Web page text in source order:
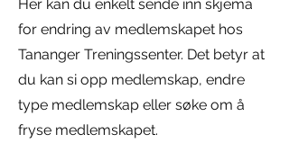
Her kan du enkelt sende inn skjema
for endring av medlemskapet hos
Tananger Treningssenter. Det betyr at
du kan si opp medlemskap, endre
type medlemskap eller søke om å
fryse medlemskapet.